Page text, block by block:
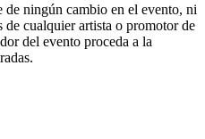
de ningún cambio en el evento, ni
cualquier artista o promotor de
del evento proceda a la